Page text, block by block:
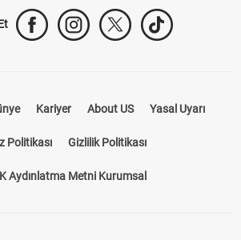
Kariyer About US Yasal Uyarı
Politikası Gizlilik Politikası
Aydınlatma Metni Kurumsal